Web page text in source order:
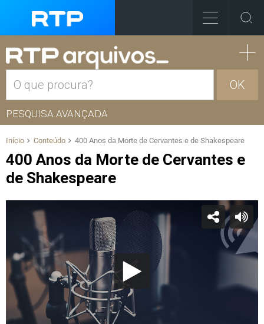
OK
PESQUISA AVANÇADA
Início Conteúdo 400 Anos da Morte de Cervantes e de Shakespeare
400 Anos da Morte de Cervantes e
de Shakespeare